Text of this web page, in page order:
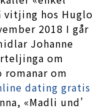
vitjing hos Huglo
2018 I går
Johanne
om
romanar om
dating gratis
«Madli und’